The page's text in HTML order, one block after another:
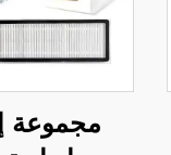
مجموعة